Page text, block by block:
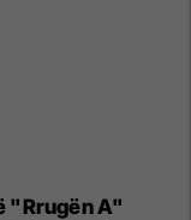
"Rrugën A"